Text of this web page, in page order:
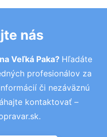
nás
Veľká Paka? Hľadáte
profesionálov za
či nezáväznú
kontaktovať –